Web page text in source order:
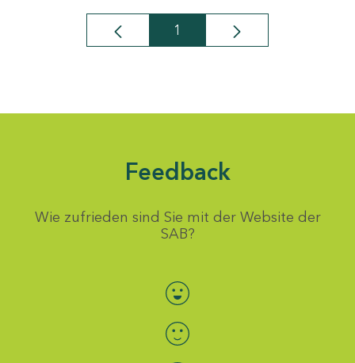
Seite
1
Feedback
Wie zufrieden sind Sie mit der Website der
SAB?
Bewertung auswählen